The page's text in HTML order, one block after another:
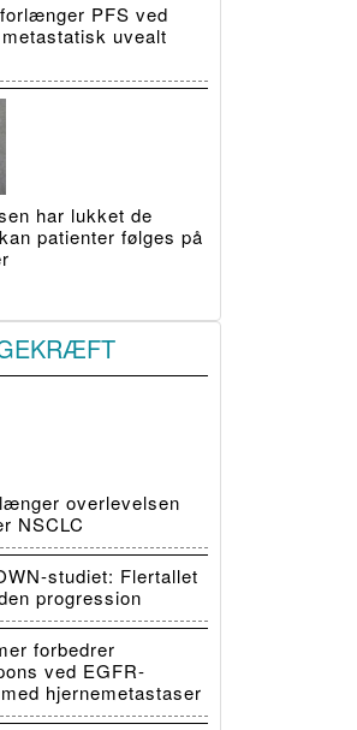
PFS ved
uvealt
har lukket de
patienter følges på
overlevelsen
NSCLC
studiet: Flertallet
progression
forbedrer
ved EGFR-
hjernemetastaser